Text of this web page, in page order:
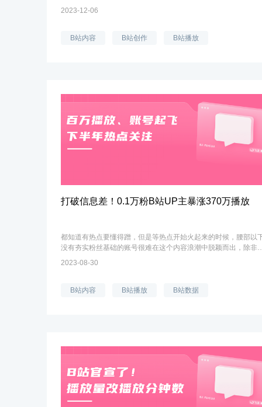
巴。UP主@手工耿在B站拥有776.7万粉丝，一直以来以制造一
2023-12-06
B站内容 B站创作 B站播放
打破信息差！0.1万粉B站UP主暴涨370万播放
都知道有热点要懂得蹭，但是等热点开始火起来的时候，腰部以
没有夯实粉丝基础的账号很难在这个内容浪潮中脱颖而出，除非
容差异化很明显，质量突出才会更容易受到关注，更多的情况是
2023-08-30
B站内容 B站播放 B站数据